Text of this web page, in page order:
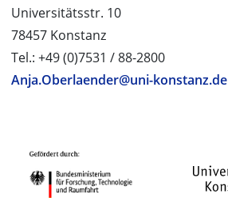
Universitätsstr. 10
78457 Konstanz
Tel.: +49 (0)7531 / 88-2800
Anja.Oberlaender@uni-konstanz.de